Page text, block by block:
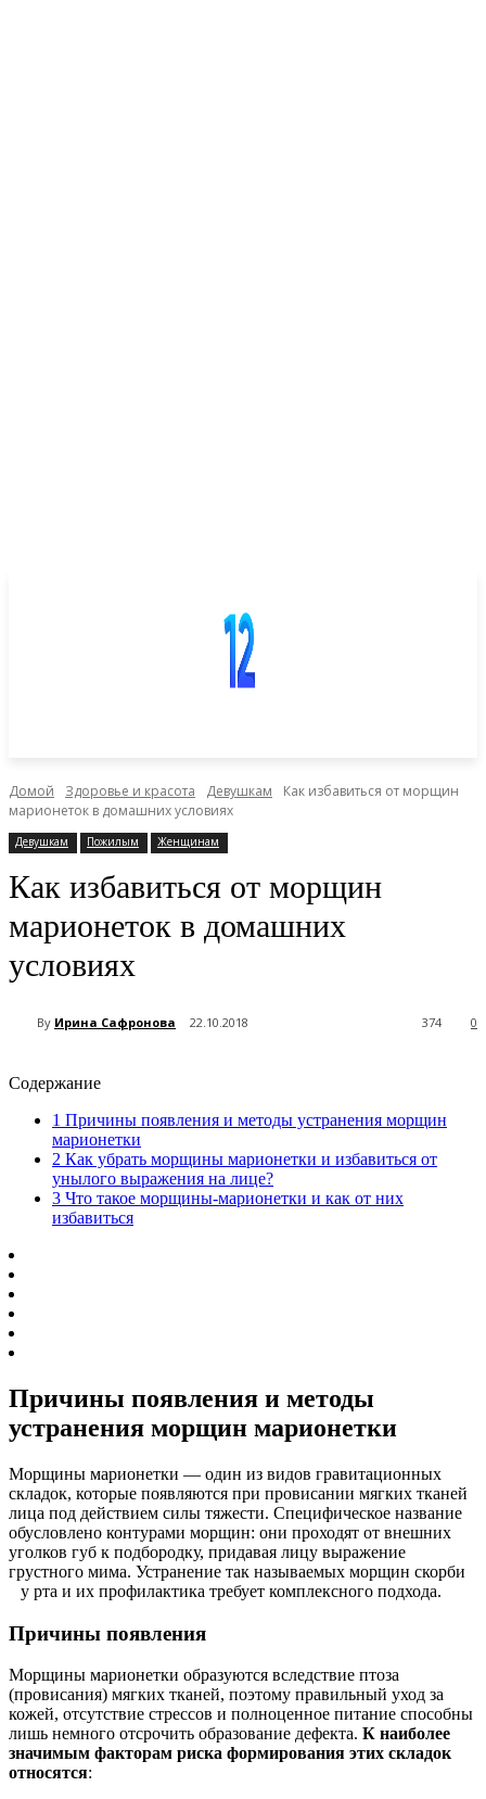
Домой Здоровье и красота Девушкам
Как избавиться от морщин
марионеток в домашних условиях
Девушкам Пожилым Женщинам
Как избавиться от морщин
марионеток в домашних
условиях
By Ирина Сафронова 22.10.2018 0
374
Содержание
1 Причины появления и методы устранения морщин
марионетки
2 Как убрать морщины марионетки и избавиться от
унылого выражения на лице?
3 Что такое морщины-марионетки и как от них
избавиться
Причины появления и методы
устранения морщин марионетки
Морщины марионетки — один из видов гравитационных
складок, которые появляются при провисании мягких тканей
лица под действием силы тяжести. Специфическое название
обусловлено контурами морщин: они проходят от внешних
уголков губ к подбородку, придавая лицу выражение
грустного мима. Устранение так называемых морщин скорби
у рта и их профилактика требует комплексного подхода.
Причины появления
Морщины марионетки образуются вследствие птоза
(провисания) мягких тканей, поэтому правильный уход за
кожей, отсутствие стрессов и полноценное питание способны
лишь немного отсрочить образование дефекта. К наиболее
значимым факторам риска формирования этих складок
относятся: